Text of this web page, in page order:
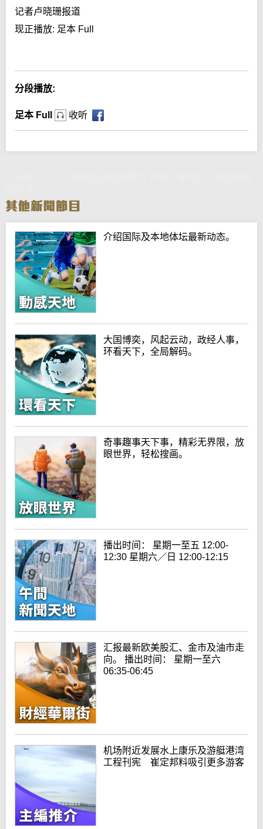
记者卢晓珊报道
现正播放: 足本 Full
分段播放:
足本 Full 收听
介绍国际及本地体坛最新动态。
大国博奕，风起云动，政经人事，
环看天下，全局解码。
奇事趣事天下事，精彩无界限，放
眼世界，轻松搜画。
播出时间： 星期一至五 12:00-
12:30 星期六／日 12:00-12:15
汇报最新欧美股汇、金市及油市走
向。 播出时间： 星期一至六
06:35-06:45
机场附近发展水上康乐及游艇港湾
工程刊宪 崔定邦料吸引更多游客